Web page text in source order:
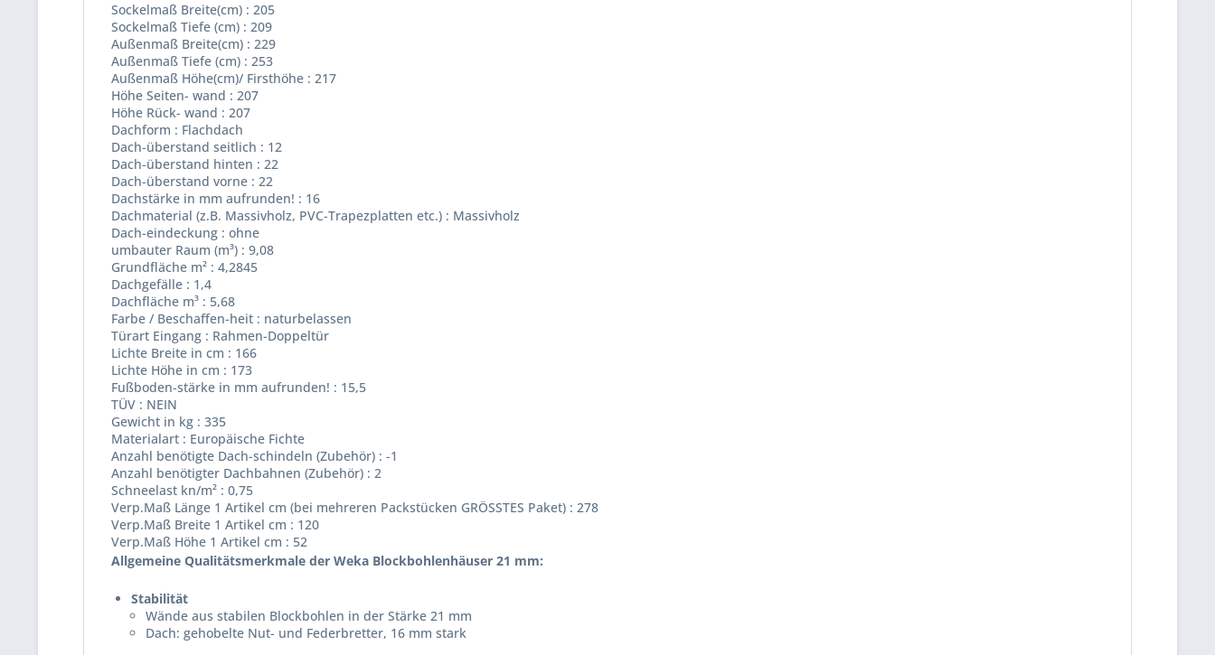
Sockelmaß Breite(cm) : 205
Sockelmaß Tiefe (cm) : 209
Außenmaß Breite(cm) : 229
Außenmaß Tiefe (cm) : 253
Außenmaß Höhe(cm)/ Firsthöhe : 217
Höhe Seiten- wand : 207
Höhe Rück- wand : 207
Dachform : Flachdach
Dach-überstand seitlich : 12
Dach-überstand hinten : 22
Dach-überstand vorne : 22
Dachstärke in mm aufrunden! : 16
Dachmaterial (z.B. Massivholz, PVC-Trapezplatten etc.) : Massivholz
Dach-eindeckung : ohne
umbauter Raum (m³) : 9,08
Grundfläche m² : 4,2845
Dachgefälle : 1,4
Dachfläche m³ : 5,68
Farbe / Beschaffen-heit : naturbelassen
Türart Eingang : Rahmen-Doppeltür
Lichte Breite in cm : 166
Lichte Höhe in cm : 173
Fußboden-stärke in mm aufrunden! : 15,5
TÜV : NEIN
Gewicht in kg : 335
Materialart : Europäische Fichte
Anzahl benötigte Dach-schindeln (Zubehör) : -1
Anzahl benötigter Dachbahnen (Zubehör) : 2
Schneelast kn/m² : 0,75
Verp.Maß Länge 1 Artikel cm (bei mehreren Packstücken GRÖSSTES Paket) : 278
Verp.Maß Breite 1 Artikel cm : 120
Verp.Maß Höhe 1 Artikel cm : 52
Allgemeine Qualitätsmerkmale der Weka Blockbohlenhäuser 21 mm:
Stabilität
Wände aus stabilen Blockbohlen in der Stärke 21 mm
Dach: gehobelte Nut- und Federbretter, 16 mm stark